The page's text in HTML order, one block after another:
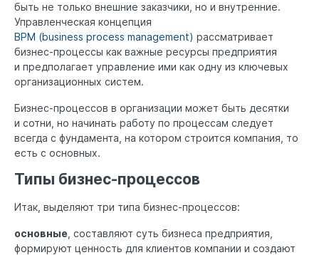
быть не только внешние заказчики, но и внутренние.
Управленческая концепция
BPM (business process management) рассматривает
бизнес-процессы как важные ресурсы предприятия
и предполагает управление ими как одну из ключевых
организационных систем.
Бизнес-процессов в организации может быть десятки
и сотни, но начинать работу по процессам следует
всегда с фундамента, на котором строится компания, то
есть с основных.
Типы бизнес-процессов
Итак, выделяют три типа бизнес-процессов:
основные , составляют суть бизнеса предприятия,
формируют ценность для клиентов компании и создают